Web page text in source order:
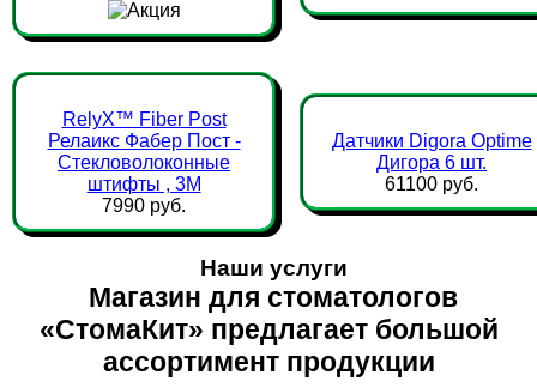
RelyX™ Fiber Post
Релаикс Фабер Пост -
Стекловолоконные
штифты , 3М
7990 руб.
Датчики Digora Optime
Дигора 6 шт.
61100 руб.
Наши услуги
Магазин для стоматологов
«СтомаКит» предлагает большой
ассортимент продукции